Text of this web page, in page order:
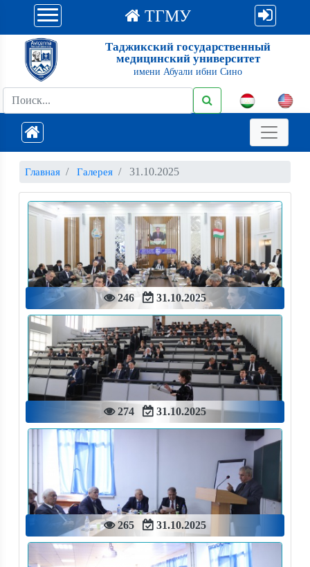
ТГМУ
Таджикский государственный
медицинский университет
имени Абуали ибни Сино
Главная Галерея 31.10.2025
246 31.10.2025
274 31.10.2025
265 31.10.2025